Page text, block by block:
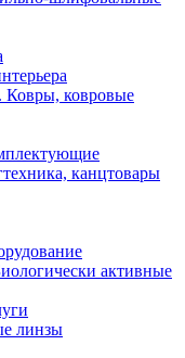
Ковры, ковровые
канцтовары
активные
линзы